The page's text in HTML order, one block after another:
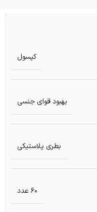
کپسول
بهبود قوای جنسی
بطری پلاستیکی
60 عدد